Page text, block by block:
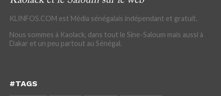
KLINFOS.COM est Média sénégalais indépendant et gratuit.
Nous sommes à Kaolack, dans tout le Sine-Saloum mais aussi à
Dakar et un peu partout au Sénégal.
#TAGS